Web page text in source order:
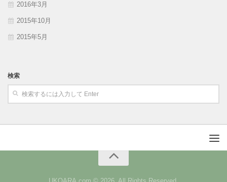
2016年3月
2015年10月
2015年5月
検索